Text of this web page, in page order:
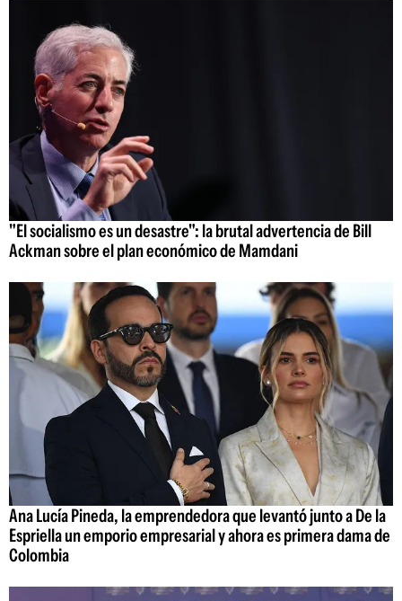
"El socialismo es un desastre": la brutal advertencia de Bill
Ackman sobre el plan económico de Mamdani
Ana Lucía Pineda, la emprendedora que levantó junto a De la
Espriella un emporio empresarial y ahora es primera dama de
Colombia